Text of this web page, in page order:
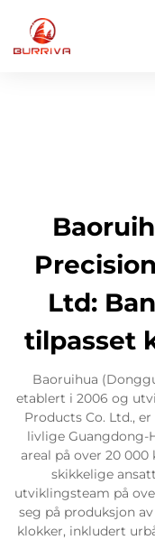
Ltd:
tilpasset
Baoruihua
etablert i 2006 og
Products Co. Ltd.,
livlige Guangdong-
areal på over 20
skikkelige
utviklingsteam på
seg på produksjon
klokker, inkludert